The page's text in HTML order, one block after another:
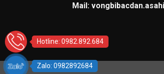
Mail:
Hotline: 0982.892.684
Zalo: 0982892684